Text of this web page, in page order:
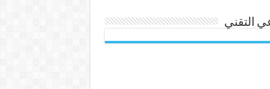
التقني